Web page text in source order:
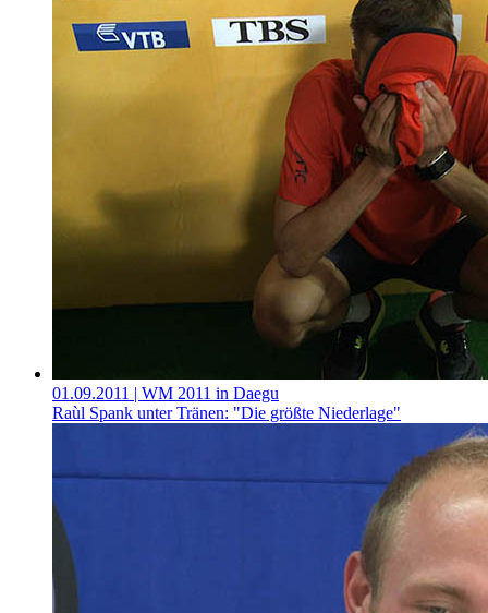
01.09.2011 | WM 2011 in Daegu
Raùl Spank unter Tränen: "Die größte Niederlage"